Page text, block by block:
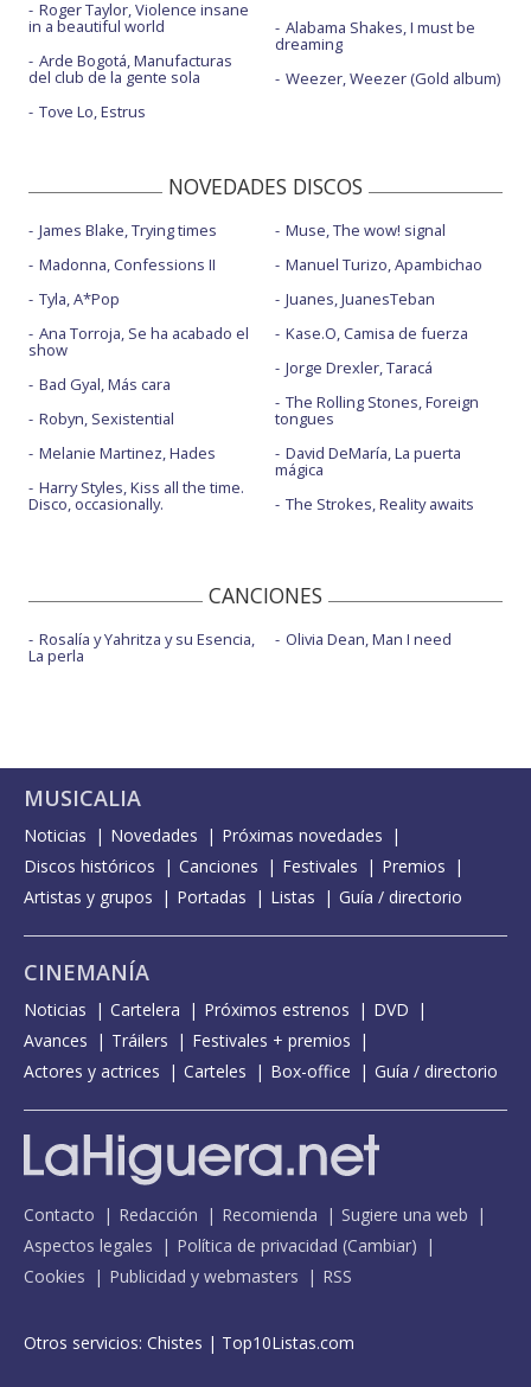
Roger Taylor, Violence insane
in a beautiful world
Arde Bogotá, Manufacturas
del club de la gente sola
Tove Lo, Estrus
Alabama Shakes, I must be
dreaming
Weezer, Weezer (Gold album)
NOVEDADES DISCOS
James Blake, Trying times
Madonna, Confessions II
Tyla, A*Pop
Ana Torroja, Se ha acabado el
show
Bad Gyal, Más cara
Robyn, Sexistential
Melanie Martinez, Hades
Harry Styles, Kiss all the time.
Disco, occasionally.
Muse, The wow! signal
Manuel Turizo, Apambichao
Juanes, JuanesTeban
Kase.O, Camisa de fuerza
Jorge Drexler, Taracá
The Rolling Stones, Foreign
tongues
David DeMaría, La puerta
mágica
The Strokes, Reality awaits
CANCIONES
Rosalía y Yahritza y su Esencia,
La perla
Olivia Dean, Man I need
MUSICALIA
Noticias Novedades
Próximas novedades
Discos históricos
Canciones Festivales
Premios
Artistas y grupos
Portadas Listas Guía / directorio
CINEMANÍA
Noticias Cartelera Próximos estrenos
DVD
Avances
Tráilers
Festivales + premios
Actores y actrices
Carteles Box-office Guía / directorio
Contacto Redacción Recomienda
Sugiere una web
Aspectos legales
Política de privacidad (Cambiar)
Cookies
Publicidad y webmasters RSS
Otros servicios: Chistes | Top10Listas.com